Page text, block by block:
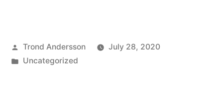
Posted
by
Trond Andersson
July 28, 2020
Posted
Uncategorized